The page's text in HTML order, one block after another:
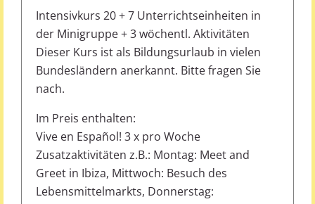
Intensivkurs 20 + 7 Unterrichtseinheiten in
der Minigruppe + 3 wöchentl. Aktivitäten
Dieser Kurs ist als Bildungsurlaub in vielen
Bundesländern anerkannt. Bitte fragen Sie
nach.
Im Preis enthalten:
Vive en Español! 3 x pro Woche
Zusatzaktivitäten z.B.: Montag: Meet and
Greet in Ibiza, Mittwoch: Besuch des
Lebensmittelmarkts, Donnerstag: